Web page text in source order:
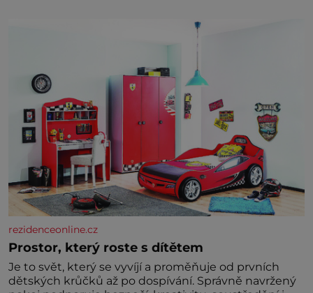
rezidenceonline.cz
Prostor, který roste s dítětem
Je to svět, který se vyvíjí a proměňuje od prvních
dětských krůčků až po dospívání. Správně navržený